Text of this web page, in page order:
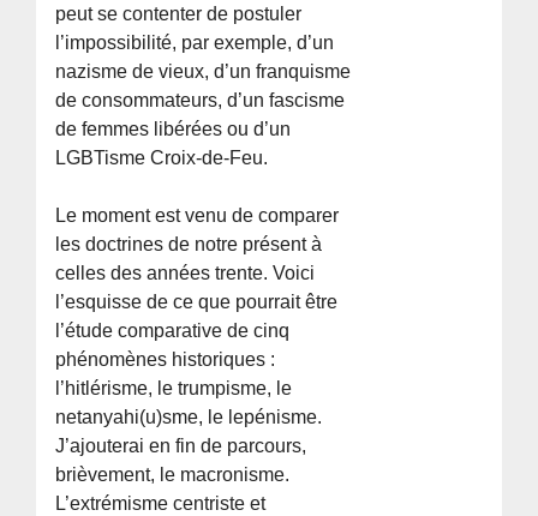
peut se contenter de postuler
l’impossibilité, par exemple, d’un
nazisme de vieux, d’un franquisme
de consommateurs, d’un fascisme
de femmes libérées ou d’un
LGBTisme Croix-de-Feu.
Le moment est venu de comparer
les doctrines de notre présent à
celles des années trente. Voici
l’esquisse de ce que pourrait être
l’étude comparative de cinq
phénomènes historiques :
l’hitlérisme, le trumpisme, le
netanyahi(u)sme, le lepénisme.
J’ajouterai en fin de parcours,
brièvement, le macronisme.
L’extrémisme centriste et